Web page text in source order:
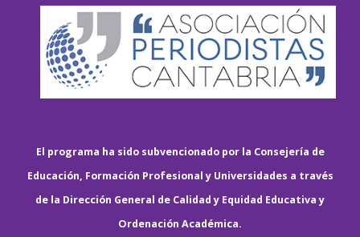
El programa ha sido subvencionado por la Consejería de
Educación, Formación Profesional y Universidades a través
de la Dirección General de Calidad y Equidad Educativa y
Ordenación Académica.